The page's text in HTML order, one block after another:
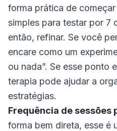
forma prática de
simples para testar por 7
então, refinar. Se você
encare como um
ou nada”. Se esse ponto
terapia pode ajudar a
estratégias.
Frequência de sessões
forma bem direta, esse é